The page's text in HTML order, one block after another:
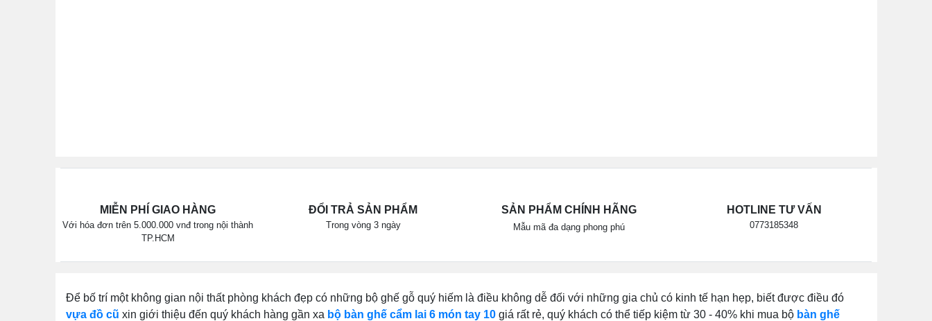
MIỄN PHÍ GIAO HÀNG
Với hóa đơn trên 5.000.000 vnđ trong nội thành
TP.HCM
ĐỔI TRẢ SẢN PHẨM
Trong vòng 3 ngày
SẢN PHẨM CHÍNH HÃNG
Mẫu mã đa dạng phong phú
HOTLINE TƯ VẤN
0773185348
Để bố trí một không gian nội thất phòng khách đẹp có những bộ ghế gỗ quý hiếm là điều không dễ đối với những gia chủ có kinh tế hạn hẹp, biết được điều đó
vựa đồ cũ xin giới thiệu đến quý khách hàng gần xa bộ bàn ghế cẩm lai 6 món tay 10 giá rất rẻ, quý khách có thể tiếp kiệm từ 30 - 40% khi mua bộ bàn ghế